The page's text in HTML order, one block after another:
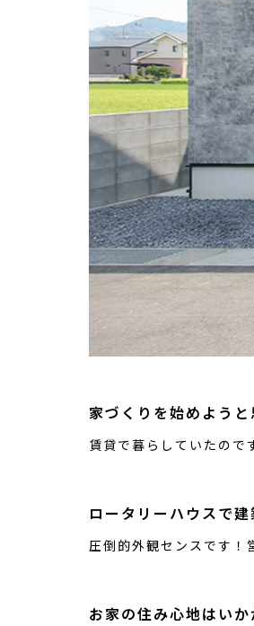
家づくりを始めよう
賃貸で暮らしていたので
ロータリーハウスで
圧倒的外観センスです！
お家の住み心地はいか